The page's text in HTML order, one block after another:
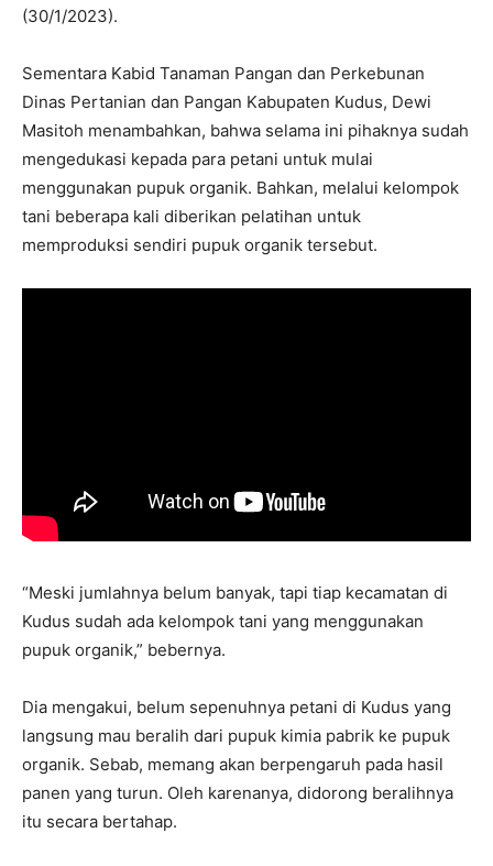
(30/1/2023).
Sementara Kabid Tanaman Pangan dan Perkebunan
Dinas Pertanian dan Pangan Kabupaten Kudus, Dewi
Masitoh menambahkan, bahwa selama ini pihaknya sudah
mengedukasi kepada para petani untuk mulai
menggunakan pupuk organik. Bahkan, melalui kelompok
tani beberapa kali diberikan pelatihan untuk
memproduksi sendiri pupuk organik tersebut.
“Meski jumlahnya belum banyak, tapi tiap kecamatan di
Kudus sudah ada kelompok tani yang menggunakan
pupuk organik,” bebernya.
Dia mengakui, belum sepenuhnya petani di Kudus yang
langsung mau beralih dari pupuk kimia pabrik ke pupuk
organik. Sebab, memang akan berpengaruh pada hasil
panen yang turun. Oleh karenanya, didorong beralihnya
itu secara bertahap.